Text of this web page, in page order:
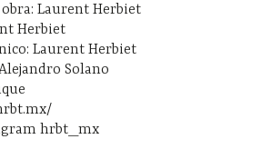
Laurent Herbiet
Herbiet
Laurent Herbiet
Solano
hrbt_mx